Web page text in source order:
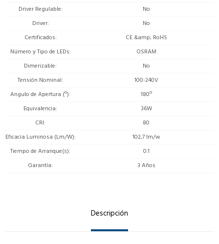
Driver Regulable
No
Driver
No
Certificados
CE &amp; RoHS
Número y Tipo de LEDs
OSRAM
Dimerizable
No
Tensión Nominal
100-240V
Angulo de Apertura (º)
180º
Equivalencia
36W
CRI
80
Eficacia Luminosa (Lm/W)
102,7 lm/w
Tiempo de Arranque(s)
0.1
Garantía
3 Años
Descripción